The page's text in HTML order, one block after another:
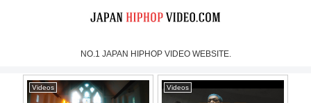
NO.1 JAPAN HIPHOP VIDEO WEBSITE.
Videos Videos